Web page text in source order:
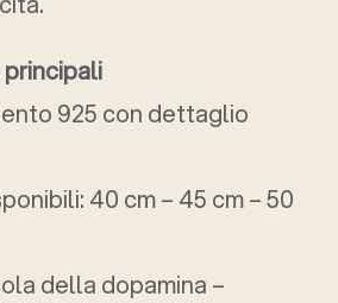
925 con dettaglio
40 cm – 45 cm – 50
della dopamina –